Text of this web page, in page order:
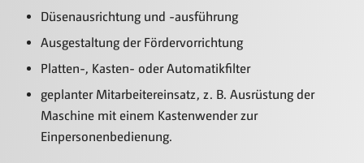
Düsenausrichtung und -ausführung
Ausgestaltung der Fördervorrichtung
Platten-, Kasten- oder Automatikfilter
geplanter Mitarbeitereinsatz, z. B. Ausrüstung der
Maschine mit einem Kastenwender zur
Einpersonenbedienung.